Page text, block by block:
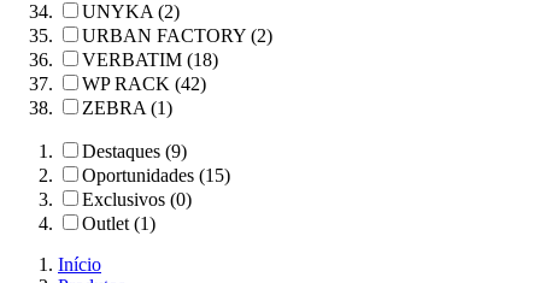
UNYKA (2)
URBAN FACTORY (2)
VERBATIM (18)
WP RACK (42)
ZEBRA (1)
Destaques (9)
Oportunidades (15)
Exclusivos (0)
Outlet (1)
Início